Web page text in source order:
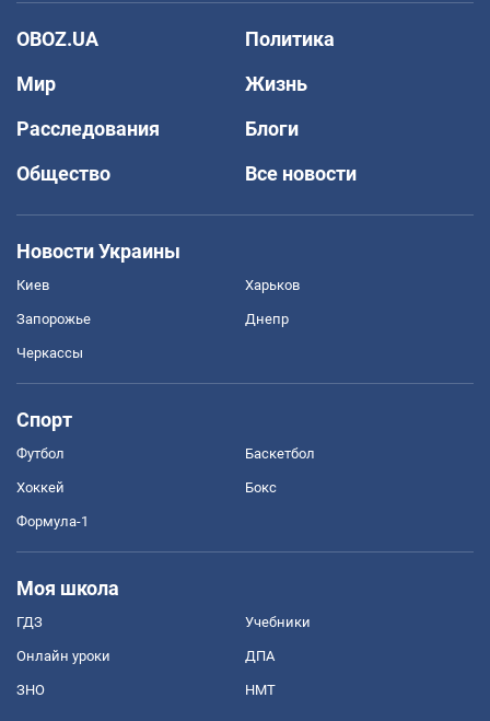
OBOZ.UA
Политика
Мир
Жизнь
Расследования
Блоги
Общество
Все новости
Новости Украины
Киев Харьков
Запорожье Днепр
Черкассы
Спорт
Футбол Баскетбол
Хоккей Бокс
Формула-1
Моя школа
ГДЗ Учебники
Онлайн уроки ДПА
ЗНО НМТ